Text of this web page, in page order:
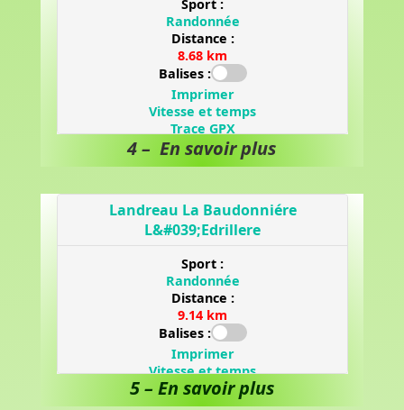
4 – En savoir plus
5 – En savoir plus